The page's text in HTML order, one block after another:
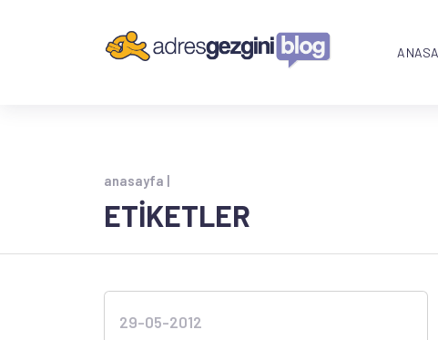
anasayfa |
ETİKETLER
29-05-2012